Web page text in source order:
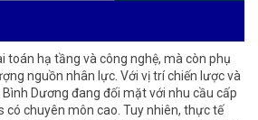
toán hạ tầng và công nghệ, mà còn phụ
nguồn nhân lực. Với vị trí chiến lược và
Dương đang đối mặt với nhu cầu cấp
có chuyên môn cao. Tuy nhiên, thực tế